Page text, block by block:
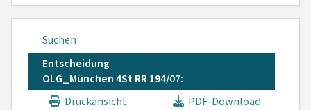
Suchen
Entscheidung
OLG_München 4St RR 194/07:
Druckansicht
PDF-Download